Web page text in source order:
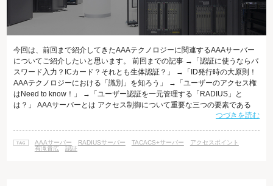
今回は、前回まで紹介してきたAAAテクノロジーに関連するAAAサーバー
についてご紹介したいと思います。 前回までの記事 →「認証に使うならパ
スワード入力？ICカード？それとも生体認証？」 →「ID発行時の大原則！
AAAテクノロジーにおける「識別」を知ろう」 →「ユーザーのアクセス権
はNeed to know！」 →「ユーザー認証を一元管理する「RADIUS」と
は？」 AAAサーバーとは アクセス制御について重要な三つの要素である
「認証」、「認可」、「アカウンティング」（＝AAA）は、 コンピュータ
さんが施設の訪問者に身分証明書の提示を求め、 その写真と本人の特徴が
一致すれば、訪問する目的に応じて施設内部への進入を認めるとい
つづきを読む
AAAサーバー RADIUSサーバー TACACS+サーバー
アクセスポイント
有滝貴広
認証